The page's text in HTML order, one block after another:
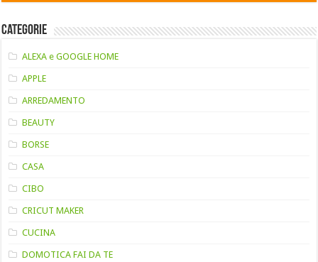
Categorie
ALEXA e GOOGLE HOME
APPLE
ARREDAMENTO
BEAUTY
BORSE
CASA
CIBO
CRICUT MAKER
CUCINA
DOMOTICA FAI DA TE